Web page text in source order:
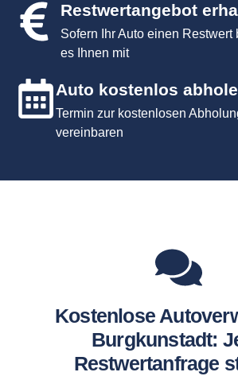
Restwertangebot
Sofern Ihr Auto einen Restwert
es Ihnen mit
Auto kostenlos
Termin zur kostenlosen
vereinbaren
Kostenlose
Burgkunstadt:
Restwertanfrage